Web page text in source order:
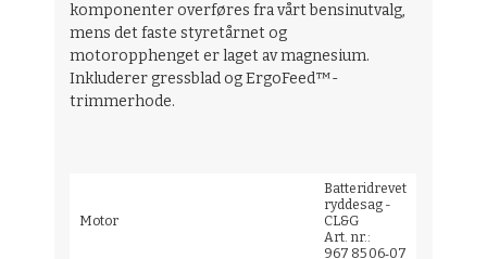
komponenter overføres fra vårt bensinutvalg,
mens det faste styretårnet og
motoropphenget er laget av magnesium.
Inkluderer gressblad og ErgoFeed™-
trimmerhode.
Motor
Batteridrevet
ryddesag -
CL&G
Art. nr.:
967 85 06‑07